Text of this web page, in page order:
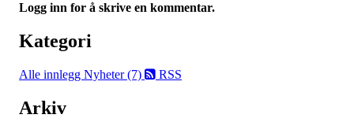
Logg inn for å skrive en kommentar.
Kategori
Alle innlegg Nyheter (7) RSS
Arkiv